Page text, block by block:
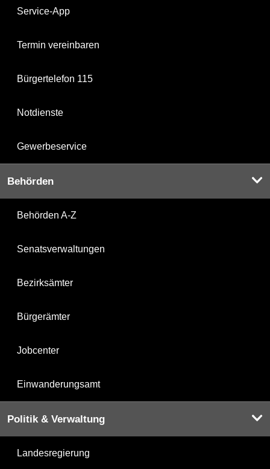
Service-App
Termin vereinbaren
Bürgertelefon 115
Notdienste
Gewerbeservice
Behörden
Behörden A-Z
Senatsverwaltungen
Bezirksämter
Bürgerämter
Jobcenter
Einwanderungsamt
Politik & Verwaltung
Landesregierung